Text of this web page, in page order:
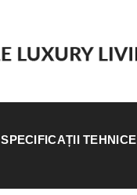
SPECIFICAȚII TEHNICE